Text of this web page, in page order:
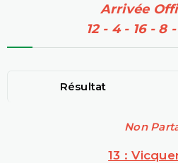
Arrivée
12 - 4 - 16 - 8
Résultat
Non
13 :